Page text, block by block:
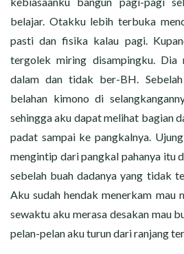
belajar. Otakku lebih terbuka
pasti dan fisika kalau pagi.
tergolek miring disampingku. Dia
dalam dan tidak ber-BH.
belahan kimono di
sehingga aku dapat melihat bagian
padat sampai ke pangkalnya.
mengintip dari pangkal pahanya itu
sebelah buah dadanya yang tidak
Aku sudah hendak menerkam mau
sewaktu aku merasa desakan mau
pelan-pelan aku turun dari ranjang